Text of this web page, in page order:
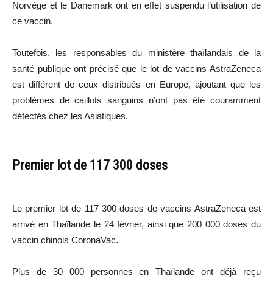
Norvège et le Danemark ont en effet suspendu l’utilisation de
ce vaccin.
Toutefois, les responsables du ministère thaïlandais de la
santé publique ont précisé que le lot de vaccins AstraZeneca
est différent de ceux distribués en Europe, ajoutant que les
problèmes de caillots sanguins n’ont pas été couramment
détectés chez les Asiatiques.
Premier lot de 117 300 doses
Le premier lot de 117 300 doses de vaccins AstraZeneca est
arrivé en Thaïlande le 24 février, ainsi que 200 000 doses du
vaccin chinois CoronaVac.
Plus de 30 000 personnes en Thaïlande ont déjà reçu